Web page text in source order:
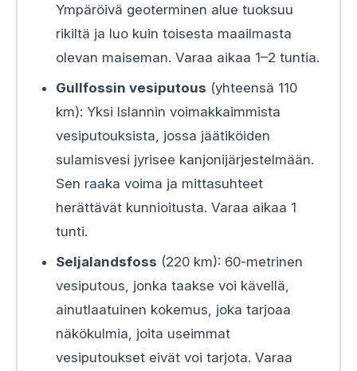
Ympäröivä geoterminen alue tuoksuu
rikiltä ja luo kuin toisesta maailmasta
olevan maiseman. Varaa aikaa 1–2 tuntia.
Gullfossin vesiputous (yhteensä 110
km): Yksi Islannin voimakkaimmista
vesiputouksista, jossa jäätiköiden
sulamisvesi jyrisee kanjonijärjestelmään.
Sen raaka voima ja mittasuhteet
herättävät kunnioitusta. Varaa aikaa 1
tunti.
Seljalandsfoss (220 km): 60-metrinen
vesiputous, jonka taakse voi kävellä,
ainutlaatuinen kokemus, joka tarjoaa
näkökulmia, joita useimmat
vesiputoukset eivät voi tarjota. Varaa